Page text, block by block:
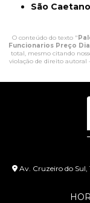
São
O conteúdo do texto "
Funcionarios Preço
total, mesmo citando
violação de direito autoral
Av. Cruzeiro do Sul,